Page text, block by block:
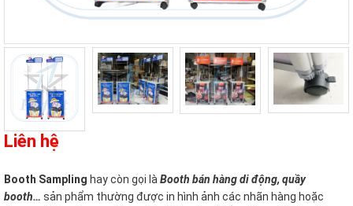
Liên hệ
Booth Sampling hay còn gọi là Booth bán hàng di động, quầy
booth… sản phẩm thường được in hình ảnh các nhãn hàng hoặc